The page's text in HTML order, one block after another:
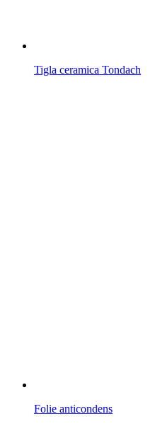
Tigla ceramica Tondach
Folie anticondens